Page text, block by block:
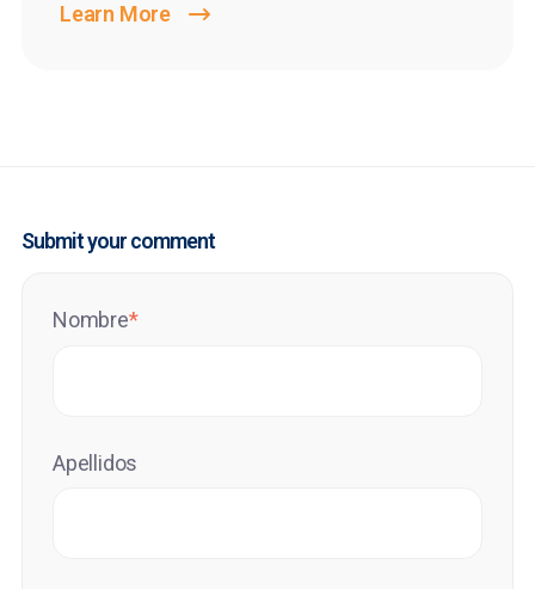
Learn More
Submit your comment
Nombre*
Apellidos